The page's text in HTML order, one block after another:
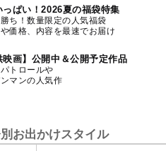
っぱい！2026夏の福袋特集
ち！数量限定の人気福袋
価格、内容を最速でお届け
映画】公開中＆公開予定作品
トロールや
マンの人気作
お出かけスタイル